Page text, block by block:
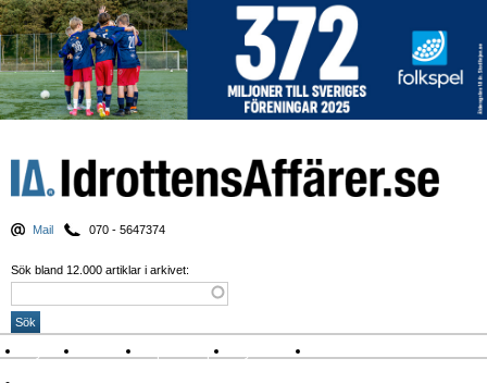
Mail 070 - 5647374
Sök bland 12.000 artiklar i arkivet:
Nyheter Krönikor Sport & spel Nyhetsbrev